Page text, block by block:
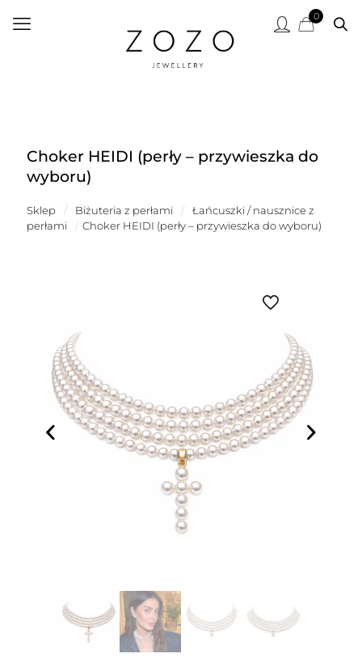
0
Choker HEIDI (perły – przywieszka do
wyboru)
Sklep / Biżuteria z perłami /
Łańcuszki / nausznice z
perłami
/ Choker HEIDI (perły – przywieszka do wyboru)